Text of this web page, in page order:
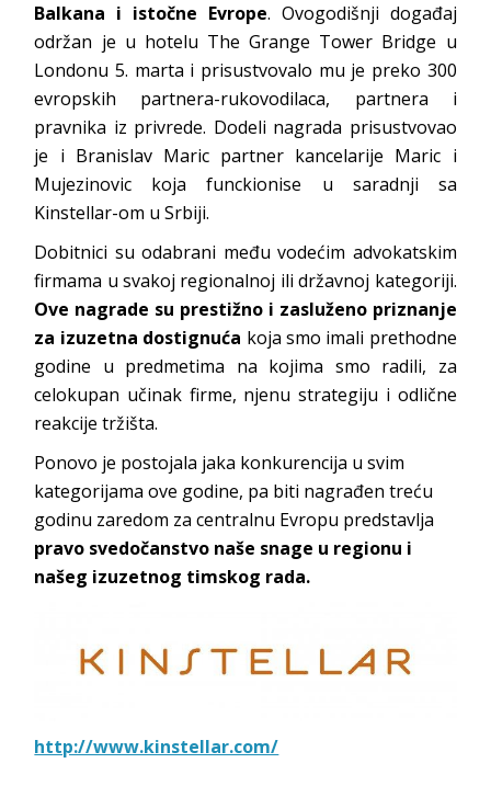
Balkana i istočne Evrope. Ovogodišnji događaj
održan je u hotelu The Grange Tower Bridge u
Londonu 5. marta i prisustvovalo mu je preko 300
evropskih partnera-rukovodilaca, partnera i
pravnika iz privrede. Dodeli nagrada prisustvovao
je i Branislav Maric partner kancelarije Maric i
Mujezinovic koja funckionise u saradnji sa
Kinstellar-om u Srbiji.
Dobitnici su odabrani među vodećim advokatskim
firmama u svakoj regionalnoj ili državnoj kategoriji.
Ove nagrade su prestižno i zasluženo priznanje
za izuzetna dostignuća koja smo imali prethodne
godine u predmetima na kojima smo radili, za
celokupan učinak firme, njenu strategiju i odlične
reakcije tržišta.
Ponovo je postojala jaka konkurencija u svim
kategorijama ove godine, pa biti nagrađen treću
godinu zaredom za centralnu Evropu predstavlja
pravo svedočanstvo naše snage u regionu i
našeg izuzetnog timskog rada.
http://www.kinstellar.com/